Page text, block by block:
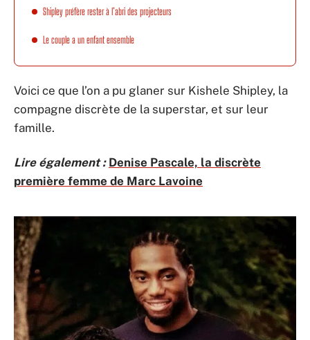
Shipley préfère rester à l’abri des projecteurs
Le couple a un enfant ensemble
Voici ce que l’on a pu glaner sur Kishele Shipley, la
compagne discrète de la superstar, et sur leur
famille.
Lire également : Denise Pascale, la discrète
première femme de Marc Lavoine